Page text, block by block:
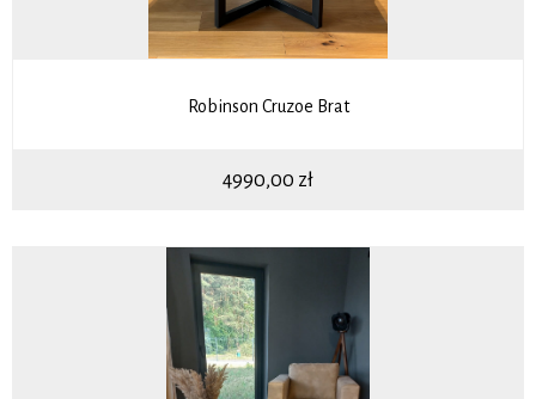
Robinson Cruzoe Brat
4990,00 zł